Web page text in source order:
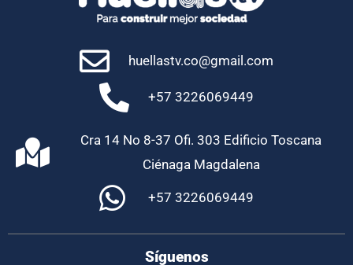
huellastv.co@gmail.com
+57 3226069449
Cra 14 No 8-37 Ofi. 303 Edificio Toscana
Ciénaga Magdalena
+57 3226069449
Síguenos